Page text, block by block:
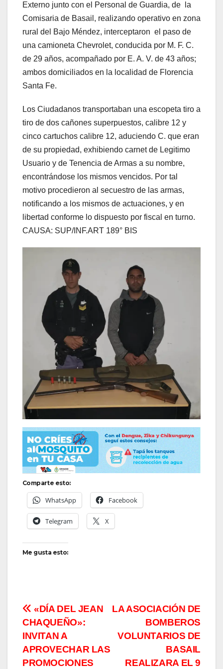
Externo junto con el Personal de Guardia, de la
Comisaria de Basail, realizando operativo en zona
rural del Bajo Méndez, interceptaron el paso de
una camioneta Chevrolet, conducida por M. F. C.
de 29 años, acompañado por E. A. V. de 43 años;
ambos domiciliados en la localidad de Florencia
Santa Fe.
Los Ciudadanos transportaban una escopeta tiro a
tiro de dos cañones superpuestos, calibre 12 y
cinco cartuchos calibre 12, aduciendo C. que eran
de su propiedad, exhibiendo carnet de Legitimo
Usuario y de Tenencia de Armas a su nombre,
encontrándose los mismos vencidos. Por tal
motivo procedieron al secuestro de las armas,
notificando a los mismos de actuaciones, y en
libertad conforme lo dispuesto por fiscal en turno.
CAUSA: SUP/INF.ART 189° BIS
Comparte esto:
WhatsApp Facebook
Telegram X
Me gusta esto:
Navegación
de
entradas
LA ASOCIACIÓN DE
BOMBEROS
VOLUNTARIOS DE
BASAIL
REALIZARA EL 9
«DÍA DEL JEAN
CHAQUEÑO»:
INVITAN A
APROVECHAR LAS
PROMOCIONES